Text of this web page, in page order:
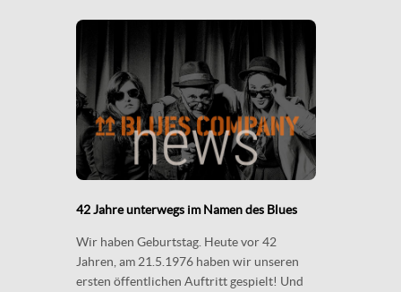
42 Jahre unterwegs im Namen des Blues
Wir haben Geburtstag. Heute vor 42
Jahren, am 21.5.1976 haben wir unseren
ersten öffentlichen Auftritt gespielt! Und